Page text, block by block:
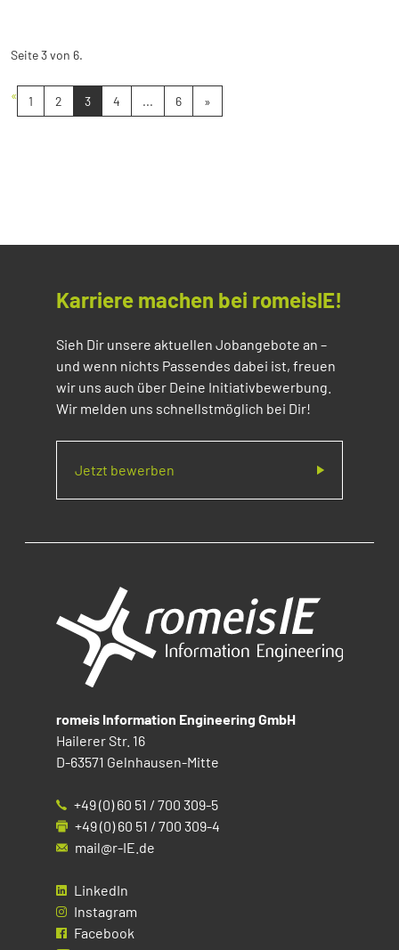
Seite 3 von 6.
« 1 2 3 4 ... 6 »
Karriere machen bei romeisIE!
Sieh Dir unsere aktuellen Jobangebote an –
und wenn nichts Passendes dabei ist, freuen
wir uns auch über Deine Initiativbewerbung.
Wir melden uns schnellstmöglich bei Dir!
Jetzt bewerben
romeis Information Engineering GmbH
Hailerer Str. 16
D-63571 Gelnhausen-Mitte
+49 (0) 60 51 / 700 309-5
+49 (0) 60 51 / 700 309-4
mail@r-IE.de
LinkedIn
Instagram
Facebook